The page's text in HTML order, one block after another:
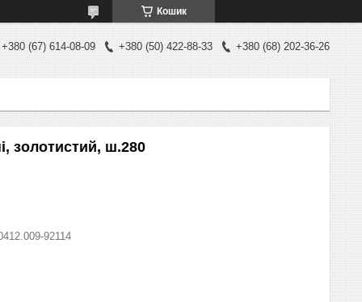
Кошик
+380 (67) 614-08-09 +380 (50) 422-88-33 +380 (68) 202-36-26
золотистий, ш.280
92114